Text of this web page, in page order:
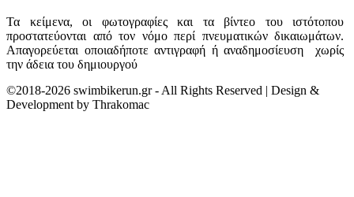
Τα κείμενα, οι φωτογραφίες και τα βίντεο του ιστότοπου
προστατεύονται από τον νόμο περί πνευματικών δικαιωμάτων.
Απαγορεύεται οποιαδήποτε αντιγραφή ή αναδημοσίευση χωρίς
την άδεια του δημιουργού
©2018-2026 swimbikerun.gr - All Rights Reserved | Design &
Development by Thrakomac